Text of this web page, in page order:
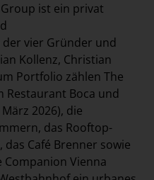
ist ein privat
vier Gründer und
Kollenz, Christian
Portfolio zählen The
Restaurant Boca und
2026), die
das Rooftop-
das Café Brenner sowie
Companion Vienna